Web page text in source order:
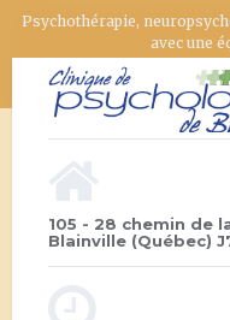
Psychothérapie,
avec une
105 - 28 chemin de
Blainville (Québec)